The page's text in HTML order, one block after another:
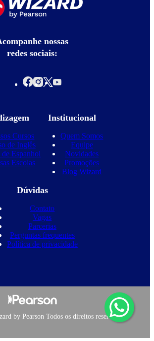
nossas
redes sociais:
Cursos
de Inglês
de Espanhol
Escolas
Institucional
Quem Somos
Equipe
Novidades
Promoções
Blog Wizard
Dúvidas
Contato
Vagas
Parcerias
Perguntas frequentes
Política de privacidade
by Pearson Todos os direitos reservados.